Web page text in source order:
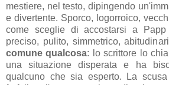
mestiere, nel testo, dipingendo
e divertente. Sporco, logorroico,
come sceglie di accostarsi a
preciso, pulito, simmetrico,
comune qualcosa: lo scrittore lo
una situazione disperata e ha
qualcuno che sia esperto. La